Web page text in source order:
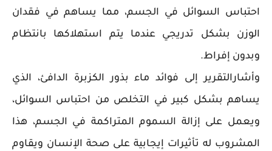
احتباس السوائل في الجسم، مما يساهم في فقدان
الوزن بشكل تدريجي عندما يتم استهلاكها بانتظام
وبدون إفراط.
وأشارالتقرير إلى فوائد ماء بذور الكزبرة الدافئ، الذي
يساهم بشكل كبير في التخلص من احتباس السوائل،
ويعمل على إزالة السموم المتراكمة في الجسم، هذا
المشروب له تأثيرات إيجابية على صحة الإنسان ويقاوم